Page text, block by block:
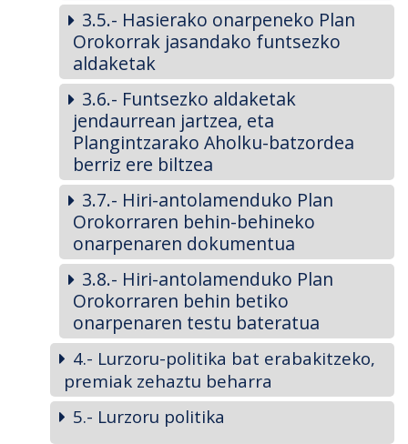
3.5.- Hasierako onarpeneko Plan
Orokorrak jasandako funtsezko
aldaketak
3.6.- Funtsezko aldaketak
jendaurrean jartzea, eta
Plangintzarako Aholku-batzordea
berriz ere biltzea
3.7.- Hiri-antolamenduko Plan
Orokorraren behin-behineko
onarpenaren dokumentua
3.8.- Hiri-antolamenduko Plan
Orokorraren behin betiko
onarpenaren testu bateratua
4.- Lurzoru-politika bat erabakitzeko,
premiak zehaztu beharra
5.- Lurzoru politika